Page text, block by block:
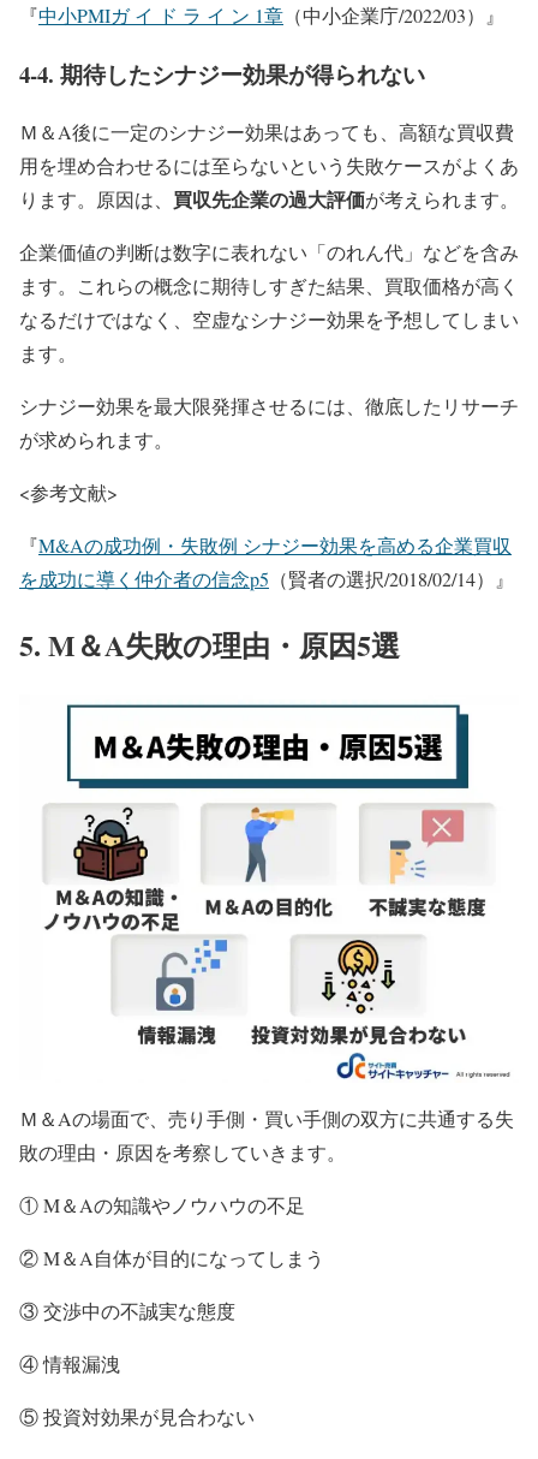
『中小PMIガ イ ド ラ イ ン 1章 （中小企業庁/2022/03）』
4-4. 期待したシナジー効果が得られない
Ｍ＆A後に一定のシナジー効果はあっても、高額な買収費
用を埋め合わせるには至らないという失敗ケースがよくあ
ります。原因は、 買収先企業の過大評価が考えられます。
企業価値の判断は数字に表れない「のれん代」などを含み
ます。これらの概念に期待しすぎた結果、買取価格が高く
なるだけではなく、空虚なシナジー効果を予想してしまい
ます。
シナジー効果を最大限発揮させるには、徹底したリサーチ
が求められます。
<参考文献>
『M&Aの成功例・失敗例 シナジー効果を高める企業買収
を成功に導く仲介者の信念p5 （賢者の選択/2018/02/14）』
5. M＆A失敗の理由・原因5選
Ｍ＆Aの場面で、売り手側・買い手側の双方に共通する失
敗の理由・原因を考察していきます。
① M＆Aの知識やノウハウの不足
② M＆A自体が目的になってしまう
③ 交渉中の不誠実な態度
④ 情報漏洩
⑤ 投資対効果が見合わない